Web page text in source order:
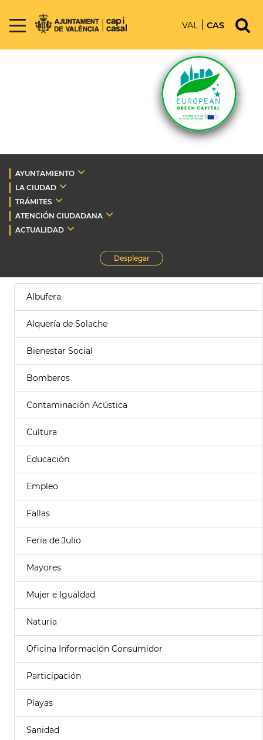
VAL CAS
AYUNTAMIENTO
LA CIUDAD
TRÁMITES
ATENCIÓN CIUDADANA
ACTUALIDAD
Desplegar
Albufera
Alquería de Solache
Bienestar Social
Bomberos
Contaminación Acústica
Cultura
Educación
Empleo
Fallas
Feria de Julio
Mayores
Mujer e Igualdad
Naturia
Oficina Información Consumidor
Participación
Playas
Sanidad